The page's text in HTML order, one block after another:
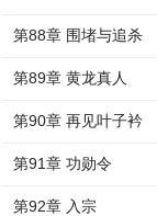
第88章 围堵与追杀
第89章 黄龙真人
第90章 再见叶子衿
第91章 功勋令
第92章 入宗